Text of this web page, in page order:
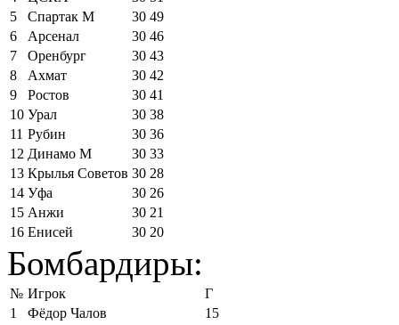
5
Спартак М 30 49
6
Арсенал 30 46
7
Оренбург 30 43
8
Ахмат 30 42
9
Ростов 30 41
10 Урал 30 38
11 Рубин 30 36
12 Динамо М 30 33
13 Крылья Советов 30 28
14 Уфа 30 26
15 Анжи 30 21
16 Енисей 30 20
Бомбардиры:
№ Игрок
Г
1
Фёдор Чалов
15